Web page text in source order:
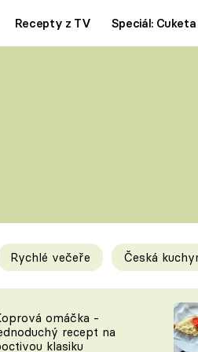
Recepty z TV Speciál: Cuketa
Rychlé večeře Česká
omáčka -
recept na
klasiku